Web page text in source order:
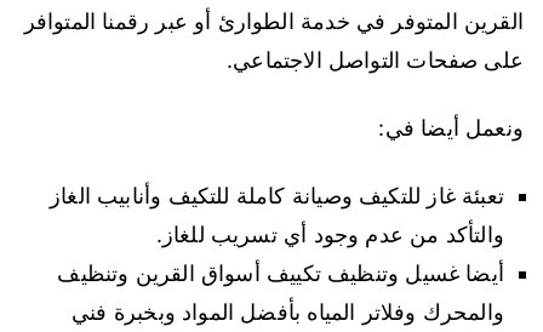
القرين المتوفر في خدمة الطوارئ أو عبر رقمنا المتوافر
على صفحات التواصل الاجتماعي.
ونعمل أيضا في:
تعبئة غاز للتكيف وصيانة كاملة للتكيف وأنابيب الغاز
والتأكد من عدم وجود أي تسريب للغاز.
أيضا غسيل وتنظيف تكييف أسواق القرين وتنظيف
والمحرك وفلاتر المياه بأفضل المواد وبخبرة فني